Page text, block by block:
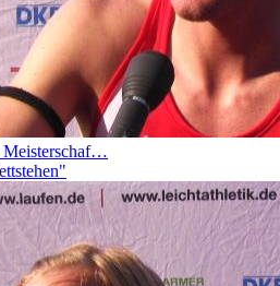
Meisterschaf…